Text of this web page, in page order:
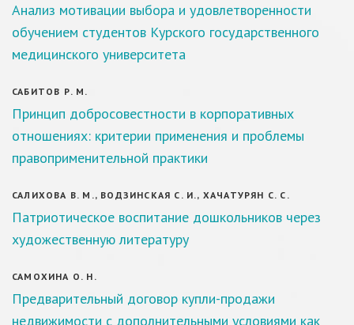
Анализ мотивации выбора и удовлетворенности
обучением студентов Курского государственного
медицинского университета
САБИТОВ Р. М.
Принцип добросовестности в корпоративных
отношениях: критерии применения и проблемы
правоприменительной практики
САЛИХОВА В. М., ВОДЗИНСКАЯ С. И., ХАЧАТУРЯН С. С.
Патриотическое воспитание дошкольников через
художественную литературу
САМОХИНА О. Н.
Предварительный договор купли-продажи
недвижимости с дополнительными условиями как